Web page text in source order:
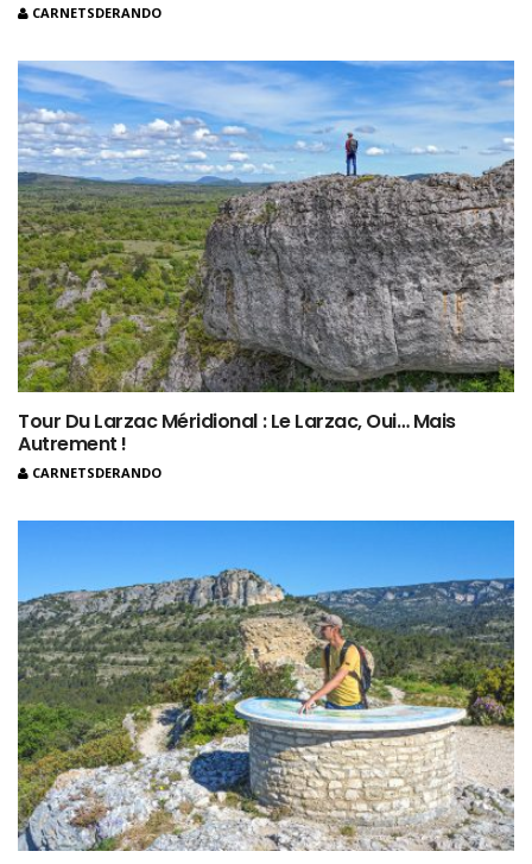
CARNETSDERANDO
Tour Du Larzac Méridional : Le Larzac, Oui… Mais
Autrement !
CARNETSDERANDO